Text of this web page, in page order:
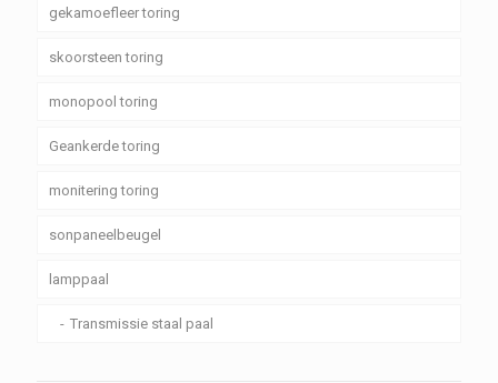
gekamoefleer toring
skoorsteen toring
monopool toring
Geankerde toring
monitering toring
sonpaneelbeugel
lamppaal
Transmissie staal paal